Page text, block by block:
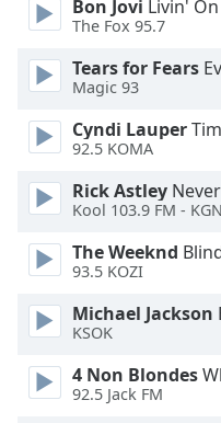
Color
Opacity
Font
Size
Text
Edge
Style
Font
Bon Jovi Livin'
The Fox 95.7
Tears for Fears
Magic 93
Cyndi Lauper
92.5 KOMA
Rick Astley
Kool 103.9 FM -
The Weeknd
93.5 KOZI
Michael Jackson
KSOK
4 Non Blondes
92.5 Jack FM